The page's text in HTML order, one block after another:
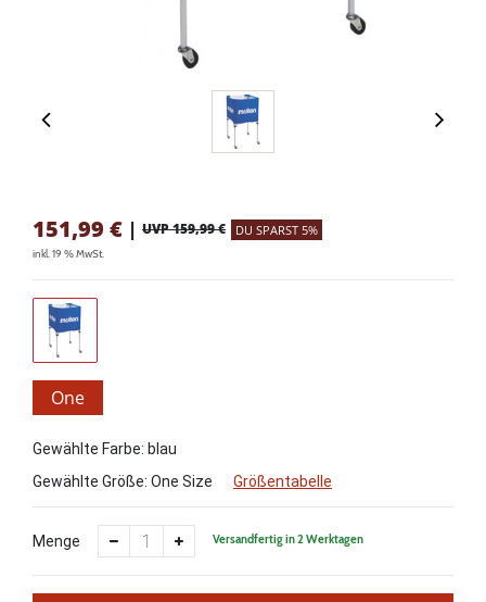
151,99 € | UVP 159,99 € DU SPARST 5%
inkl. 19 % MwSt.
One
Gewählte Farbe: blau
Gewählte Größe: One Size Größentabelle
Menge Versandfertig in 2 Werktagen